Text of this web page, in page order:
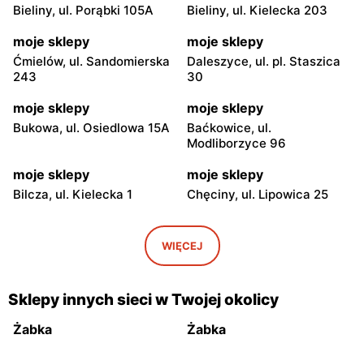
Bieliny, ul. Porąbki 105A Bieliny, ul. Kielecka 203
moje sklepy
Ćmielów, ul. Sandomierska
243
moje sklepy
Daleszyce, ul. pl. Staszica
30
moje sklepy
Bukowa, ul. Osiedlowa 15A
moje sklepy
Baćkowice, ul.
Modliborzyce 96
moje sklepy
Bilcza, ul. Kielecka 1
moje sklepy
Chęciny, ul. Lipowica 25
Iwaniska, ul. Ujazdowska 5
moje sklepy
Bogoria, ul. Rynek 30
Gorzyce, ul. Szkolna 44 Grębów, ul. Wydrza 180
moje sklepy moje sklepy
WIĘCEJ
Sklepy innych sieci w Twojej okolicy
Żabka Żabka